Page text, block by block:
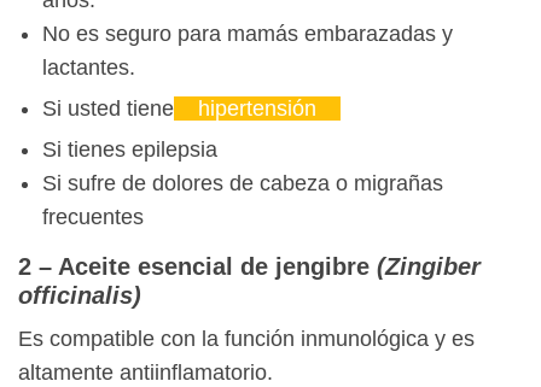
No es seguro para mamás embarazadas y
lactantes.
Si usted tiene
hipertensión
Si tienes epilepsia
Si sufre de dolores de cabeza o migrañas
frecuentes
2 – Aceite esencial de jengibre (Zingiber
officinalis)
Es compatible con la función inmunológica y es
altamente antiinflamatorio.